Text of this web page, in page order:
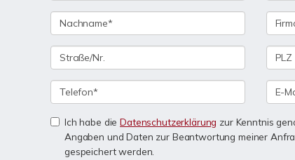
Ich habe dieDatenschutzerklärung zur Kenntnis
Angaben und Daten zur Beantwortung meiner
gespeichert werden.